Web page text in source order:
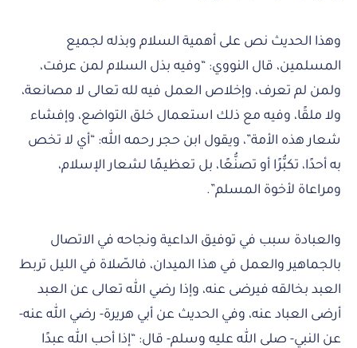
وهذا الحديث نص على أهمية السلام وبذله لجميع
المسلمين، قال النووي: “وفيه بذل السلام لمن عرفت،
ولمن لم تعرف، وإخلاص العمل فيه لله تعالى لا مصانعة،
ولا ملقًا، وفيه مع ذلك استعمال خلق التواضع، وإفشاء
شعار هذه الأمة”، ويقول ابن حجر رحمه الله: “أي لا تخص
به أحدًا، تكبُّرًا أو تصنُّعًا، بل تعظيمًا لشعار الإسلام،
ومراعاة لأخوة المسلم”.
والعبادة سبب في توفيق الداعية ونجاحه في الاتصال
بالجماهير والعمل في هذا الميدان، فالصّلاة في الليل تربط
العبد بخالقه فيرضى عنه، وإذا رضي الله تعالى عن العبد
أرضى العباد عنه، وفي الحديث عن أبي هريرة- رضي الله عنه-
عن النبي- صلى الله عليه وسلم- قال: “إذا أحب الله عبدًا